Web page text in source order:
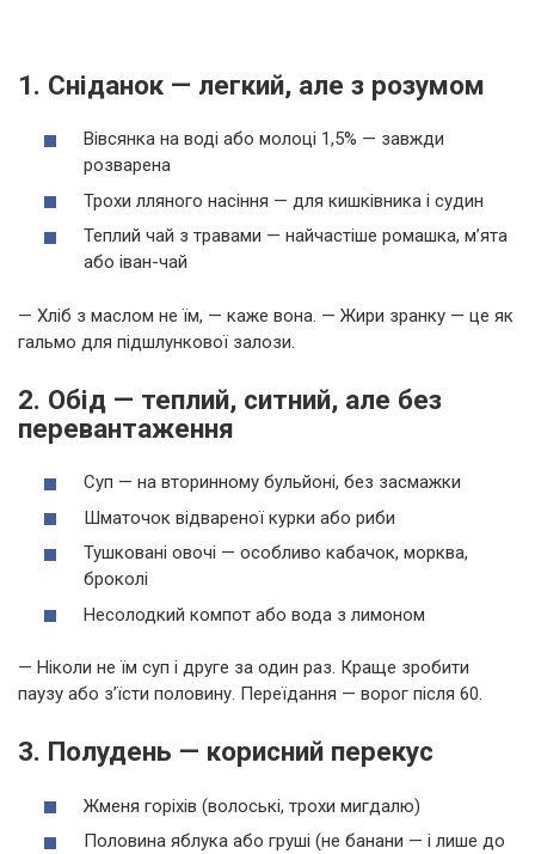
1. Сніданок — легкий, але з розумом
Вівсянка на воді або молоці 1,5% — завжди
розварена
Трохи лляного насіння — для кишківника і судин
Теплий чай з травами — найчастіше ромашка, м’ята
або іван-чай
— Хліб з маслом не їм, — каже вона. — Жири зранку — це як
гальмо для підшлункової залози.
2. Обід — теплий, ситний, але без
перевантаження
Суп — на вторинному бульйоні, без засмажки
Шматочок відвареної курки або риби
Тушковані овочі — особливо кабачок, морква,
броколі
Несолодкий компот або вода з лимоном
— Ніколи не їм суп і друге за один раз. Краще зробити
паузу або з’їсти половину. Переїдання — ворог після 60.
3. Полудень — корисний перекус
Жменя горіхів (волоські, трохи мигдалю)
Половина яблука або груші (не банани — і лише до